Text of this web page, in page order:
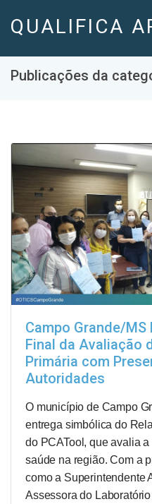
QUALIFICA
Publicações da
Campo Grande/MS
Final da Avaliação
Primária com
Autoridades
O município de Campo
entrega simbólica do
do PCATool, que avalia
saúde na região. Com a
como a Superintendente
Assessora do